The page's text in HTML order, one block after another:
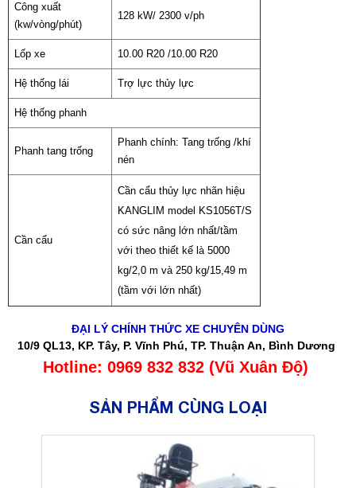
Công xuất
(kw/vòng/phút)
128 kW/ 2300 v/ph
Lốp xe 10.00 R20 /10.00 R20
Hệ thống lái Trợ lực thủy lực
Hệ thống phanh
Phanh tang trống
Phanh chính: Tang trống /khí
nén
Cần cẩu
Cần cẩu thủy lực nhãn hiệu
KANGLIM model KS1056T/S
có sức nâng lớn nhất/tầm
với theo thiết kế là 5000
kg/2,0 m và 250 kg/15,49 m
(tầm với lớn nhất)
ĐẠI LÝ CHÍNH THỨC XE CHUYÊN DÙNG
10/9 QL13, KP. Tây, P. Vĩnh Phú, TP. Thuận An, Bình Dương
Hotline: 0969 832 832 (Vũ Xuân Độ)
SẢN PHẨM CÙNG LOẠI